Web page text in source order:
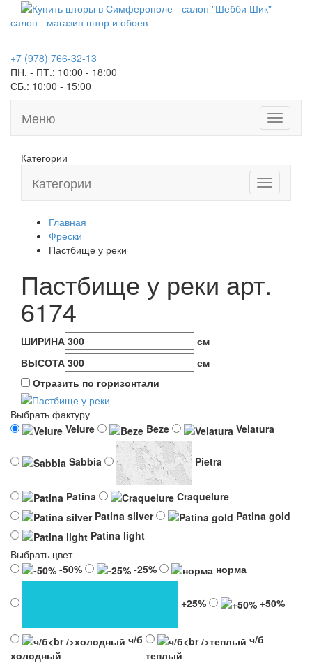
салон - магазин штор и обоев
+7 (978) 766-32-13
ПН. - ПТ.: 10:00 - 18:00
СБ.: 10:00 - 15:00
Toggle
Меню
Категории
Toggle
navigation
Категории
Главная
Фрески
Пастбище у реки
Пастбище у реки арт.
6174
ШИРИНА
см
ВЫСОТА
см
Отразить по горизонтали
Выбрать фактуру
Velure
Beze Velatura
Sabbia Pietra
Patina
Craquelure
Patina silver
Patina gold
Patina light
Выбрать цвет
-50%
-25% норма
+25% +50%
ч/б
холодный
ч/б
теплый